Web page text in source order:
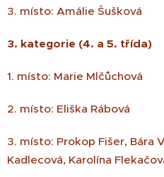
3. místo: Amálie Šušková
3. kategorie (4. a 5. třída)
1. místo: Marie Mlčůchová
2. místo: Eliška Rábová
3. místo: Prokop Fišer, Bára
Kadlecová, Karolína